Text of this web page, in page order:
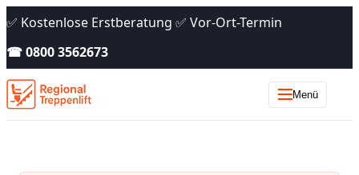
✅ Kostenlose Erstberatung ✅ Vor-Ort-Termin
☎ 0800 3562673
Menü